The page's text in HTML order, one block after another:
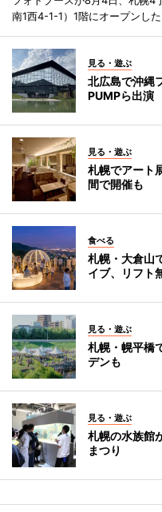
南1西4-1-1）1階にオープンした
見る・遊ぶ
北広島で沖
PUMPら出演
見る・遊ぶ
札幌でアート
間で開催も
食べる
札幌・大倉山
イブ、リフト
見る・遊ぶ
札幌・幌平
デンも
見る・遊ぶ
札幌の水族館
まつり